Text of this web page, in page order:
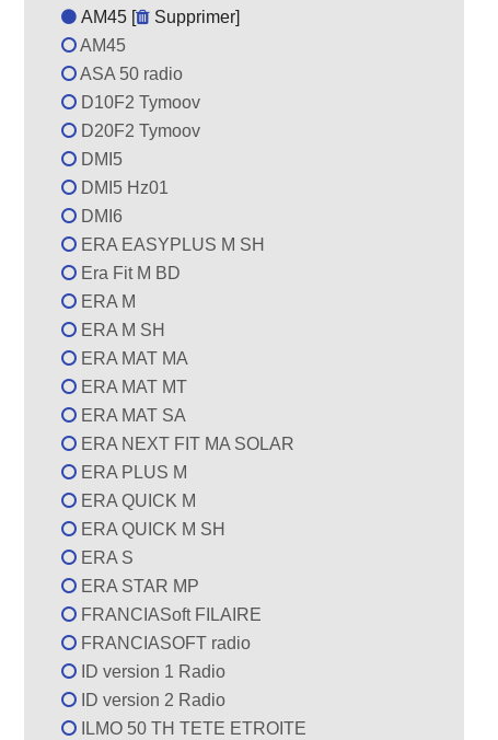
AM45 [
Supprimer]
AM45
ASA 50 radio
D10F2 Tymoov
D20F2 Tymoov
DMI5
DMI5 Hz01
DMI6
ERA EASYPLUS M SH
Era Fit M BD
ERA M
ERA M SH
ERA MAT MA
ERA MAT MT
ERA MAT SA
ERA NEXT FIT MA SOLAR
ERA PLUS M
ERA QUICK M
ERA QUICK M SH
ERA S
ERA STAR MP
FRANCIASoft FILAIRE
FRANCIASOFT radio
ID version 1 Radio
ID version 2 Radio
ILMO 50 TH TETE ETROITE